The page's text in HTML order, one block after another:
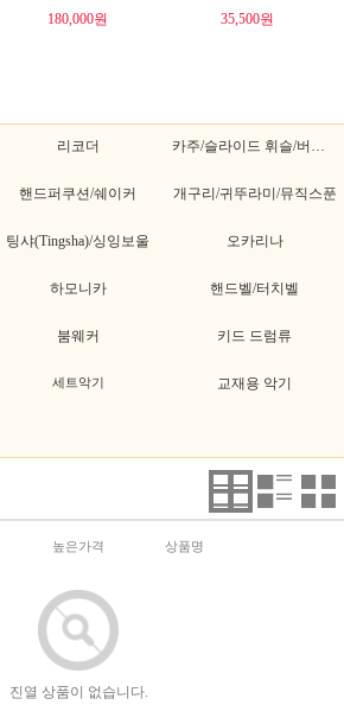
180,000원
35,500원
리코더
핸드퍼쿠션/쉐이커 개구리/귀뚜라미/뮤직스푼
팅샤(Tingsha)/싱잉보울 오카리나
하모니카 핸드벨/터치벨
붐웨커 키드 드럼류
세트악기 교재용 악기
높은가격 상품명
진열 상품이 없습니다.